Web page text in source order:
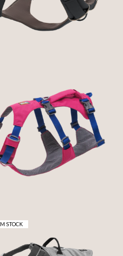
FLAGLINE™ DOG
HARNESS WITH
- ALPENGLOW
PINK - RUFFWEAR
79,49 €
STOCK
SAFEGUARD HARNESS